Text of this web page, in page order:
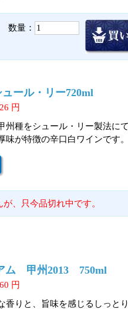
数量：
ール・リー720ml
円
州種をシュール・リー製法に
味が特徴の辛口白ワインです。
、只今品切れ中です。
ム 甲州2013 750ml
円
香りと、旨味を感じるしっと